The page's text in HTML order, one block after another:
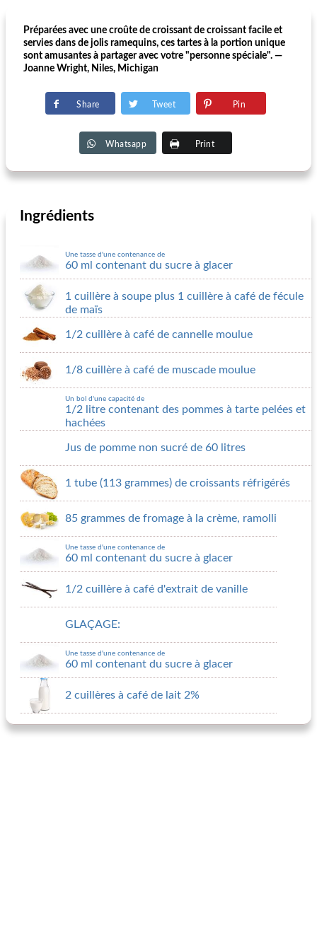
Préparées avec une croûte de croissant de croissant facile et
servies dans de jolis ramequins, ces tartes à la portion unique
sont amusantes à partager avec votre "personne spéciale". —
Joanne Wright, Niles, Michigan
Share Tweet Pin
Whatsapp Print
Ingrédients
Une tasse d'une contenance de
60 ml contenant du sucre à glacer
1 cuillère à soupe plus 1 cuillère à café de fécule
de maïs
1/2 cuillère à café de cannelle moulue
1/8 cuillère à café de muscade moulue
Un bol d'une capacité de
1/2 litre contenant des pommes à tarte pelées et
hachées
Jus de pomme non sucré de 60 litres
1 tube (113 grammes) de croissants réfrigérés
85 grammes de fromage à la crème, ramolli
Une tasse d'une contenance de
60 ml contenant du sucre à glacer
1/2 cuillère à café d'extrait de vanille
GLAÇAGE:
Une tasse d'une contenance de
60 ml contenant du sucre à glacer
2 cuillères à café de lait 2%